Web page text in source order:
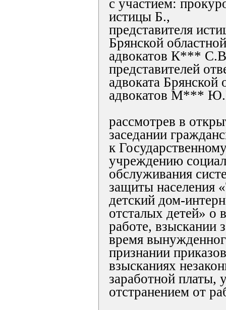
с участием:
истицы Б.,
представителя
Брянской
адвокатов К***
представителей
адвоката Брянской
адвокатов М***
рассмотрев в
заседании
к
учреждению
обслуживания
защиты населения
детский дом-
отсталых детей» о
работе, взыскании
время
признании
взысканиях
заработной платы,
отстранением от